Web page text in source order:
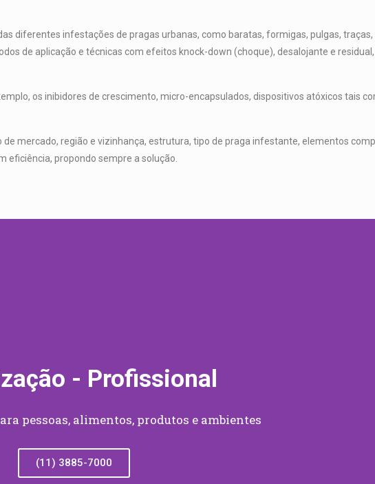
diferentes infestações de pragas urbanas, como baratas, formigas, pulgas, traças,
de aplicação e técnicas com efeitos knock-down (choque), desalojante e
os inibidores de crescimento, micro-encapsulados, dispositivos atóxicos tais
mercado, região e vizinhança, estrutura, tipo de praga infestante, elementos
eficiência, propondo sempre a solução.
- Profissional
pessoas, alimentos, produtos e ambientes
(11) 3885-7000